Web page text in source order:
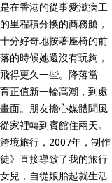
在香港的從事愛滋病工
里程積分換的商務艙，
分好奇地按著座椅的前
的時候她還沒有玩夠，
得更久一些。降落當
正值新一輪高潮，到處
面。朋友擔心媒體聞風
家裡轉到賓館住兩天。
境旅行，2007年，制作
》直接導致了我的旅行
兒，自從娘胎起就生活